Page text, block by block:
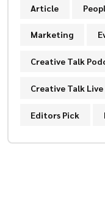
Article
Marketing
Creative Talk
Creative Talk Live
Editors Pick